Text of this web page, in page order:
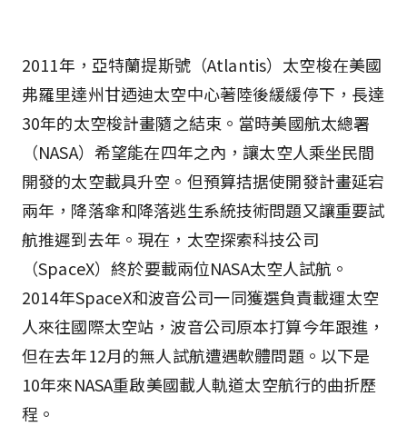
2011年，亞特蘭提斯號（Atlantis）太空梭在美國
弗羅里達州甘迺迪太空中心著陸後緩緩停下，長達
30年的太空梭計畫隨之結束。當時美國航太總署
（NASA）希望能在四年之內，讓太空人乘坐民間
開發的太空載具升空。但預算拮据使開發計畫延宕
兩年，降落傘和降落逃生系統技術問題又讓重要試
航推遲到去年。現在，太空探索科技公司
（SpaceX）終於要載兩位NASA太空人試航。
2014年SpaceX和波音公司一同獲選負責載運太空
人來往國際太空站，波音公司原本打算今年跟進，
但在去年12月的無人試航遭遇軟體問題。以下是
10年來NASA重啟美國載人軌道太空航行的曲折歷
程。